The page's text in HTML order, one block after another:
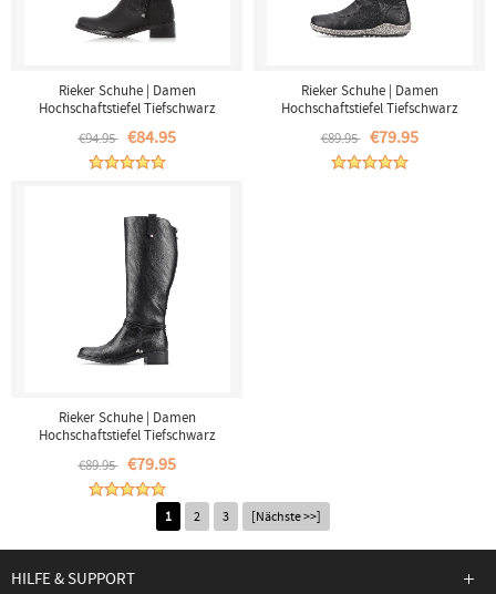
Rieker Schuhe | Damen
Hochschaftstiefel Tiefschwarz
€94.95 €84.95
Rieker Schuhe | Damen
Hochschaftstiefel Tiefschwarz
€89.95 €79.95
Rieker Schuhe | Damen
Hochschaftstiefel Tiefschwarz
€89.95 €79.95
1 2 3 [Nächste >>]
HILFE & SUPPORT